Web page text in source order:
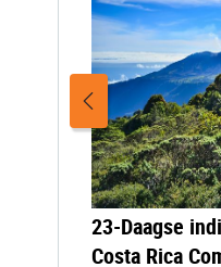
23-Daagse
Costa Rica